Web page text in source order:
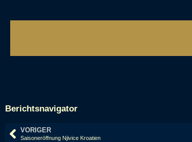
Berichtsnavigator
VORIGER
Saisoneröffnung Njivice Kroatien